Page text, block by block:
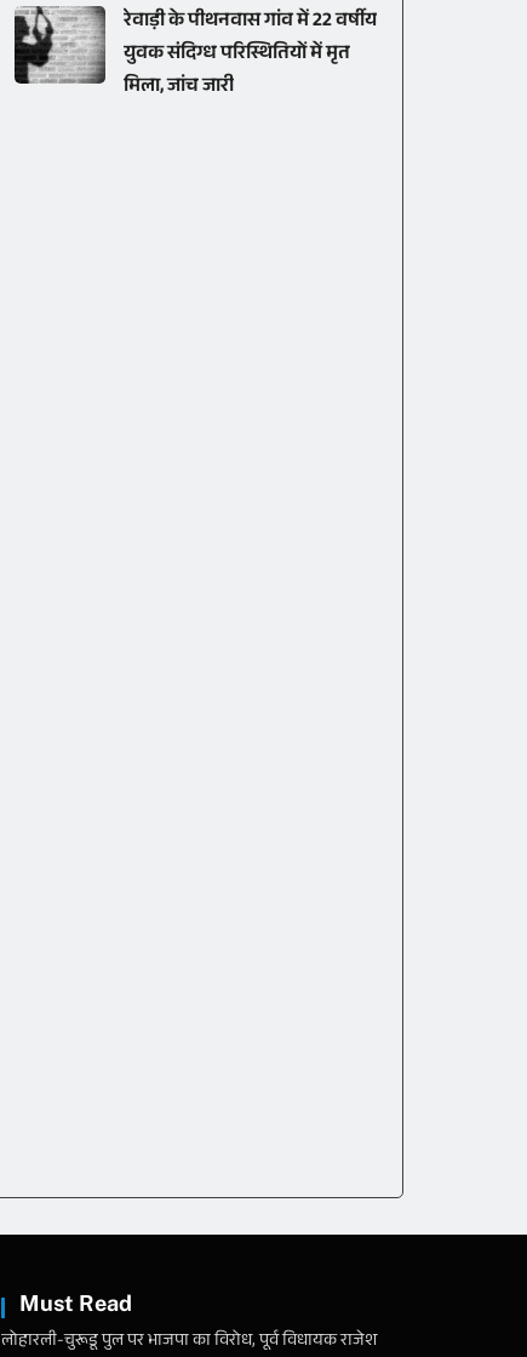
रेवाड़ी के पीथनवास गांव में 22 वर्षीय
युवक संदिग्ध परिस्थितियों में मृत
मिला, जांच जारी
Must Read
लोहारली-चुरूडू पुल पर भाजपा का विरोध, पूर्व विधायक राजेश